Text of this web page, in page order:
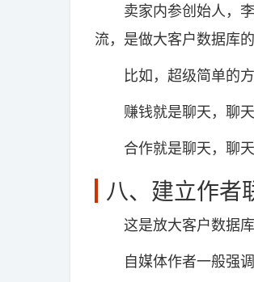
卖家内参创始人，李
流，是做大客户数据库的
比如，超级简单的方
赚钱就是聊天，聊天
合作就是聊天，聊天
八、建立作者
这是放大客户数据库
自媒体作者一般强调